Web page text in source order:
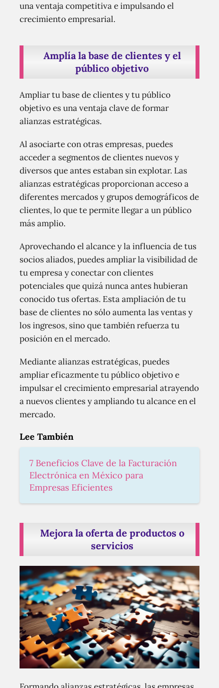
una ventaja competitiva e impulsando el
crecimiento empresarial.
Amplía la base de clientes y el
público objetivo
Ampliar tu base de clientes y tu público
objetivo es una ventaja clave de formar
alianzas estratégicas.
Al asociarte con otras empresas, puedes
acceder a segmentos de clientes nuevos y
diversos que antes estaban sin explotar. Las
alianzas estratégicas proporcionan acceso a
diferentes mercados y grupos demográficos de
clientes, lo que te permite llegar a un público
más amplio.
Aprovechando el alcance y la influencia de tus
socios aliados, puedes ampliar la visibilidad de
tu empresa y conectar con clientes
potenciales que quizá nunca antes hubieran
conocido tus ofertas. Esta ampliación de tu
base de clientes no sólo aumenta las ventas y
los ingresos, sino que también refuerza tu
posición en el mercado.
Mediante alianzas estratégicas, puedes
ampliar eficazmente tu público objetivo e
impulsar el crecimiento empresarial atrayendo
a nuevos clientes y ampliando tu alcance en el
mercado.
Lee También
7 Beneficios Clave de la Facturación
Electrónica en México para
Empresas Eficientes
Mejora la oferta de productos o
servicios